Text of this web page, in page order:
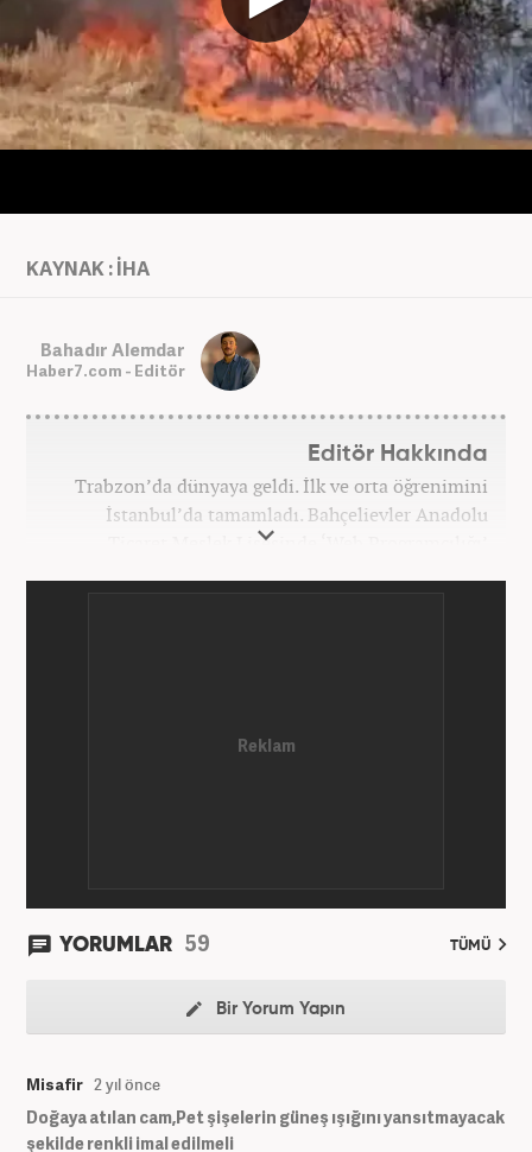
KAYNAK : İHA
Bahadır Alemdar
Haber7.com - Editör
Editör Hakkında
Trabzon’da dünyaya geldi. İlk ve orta öğrenimini
İstanbul’da tamamladı. Bahçelievler Anadolu
Ticaret Meslek Lisesinde ‘Web Programcılığı’
ve teknoloji kategorilerinde birçok haber ve
YORUMLAR 59 TÜMÜ
Bir Yorum Yapın
Misafir 2 yıl önce
Doğaya atılan cam,Pet şişelerin güneş ışığını yansıtmayacak
şekilde renkli imal edilmeli